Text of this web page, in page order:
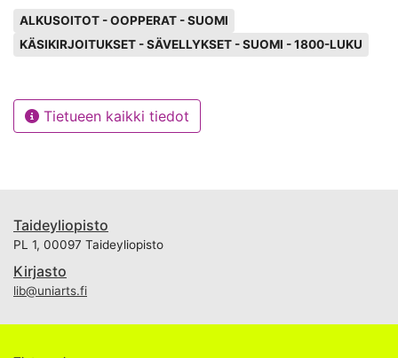
ALKUSOITOT - OOPPERAT - SUOMI
KÄSIKIRJOITUKSET - SÄVELLYKSET - SUOMI - 1800-LUKU
Tietueen kaikki tiedot
Taideyliopisto
PL 1, 00097 Taideyliopisto
Kirjasto
lib@uniarts.fi